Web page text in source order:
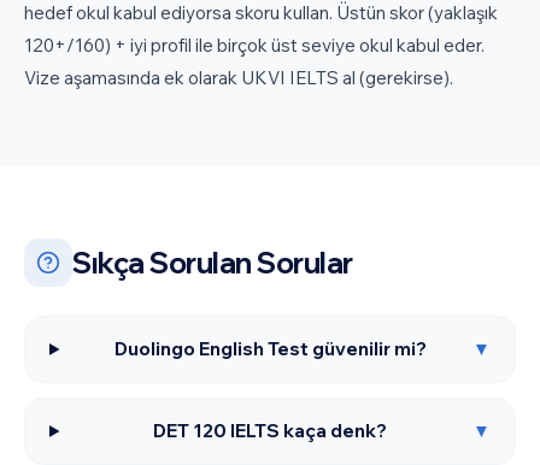
hedef okul kabul ediyorsa skoru kullan. Üstün skor (yaklaşık
120+/160) + iyi profil ile birçok üst seviye okul kabul eder.
Vize aşamasında ek olarak UKVI IELTS al (gerekirse).
Sıkça Sorulan Sorular
Duolingo English Test güvenilir mi? ▼
DET 120 IELTS kaça denk? ▼